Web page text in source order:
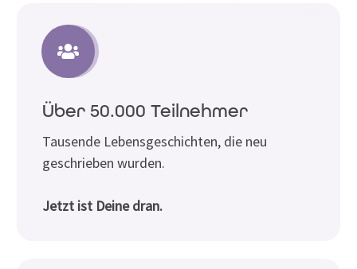
Über 50.000 Teilnehmer
Tausende Lebensgeschichten, die neu
geschrieben wurden.
Jetzt ist Deine dran.